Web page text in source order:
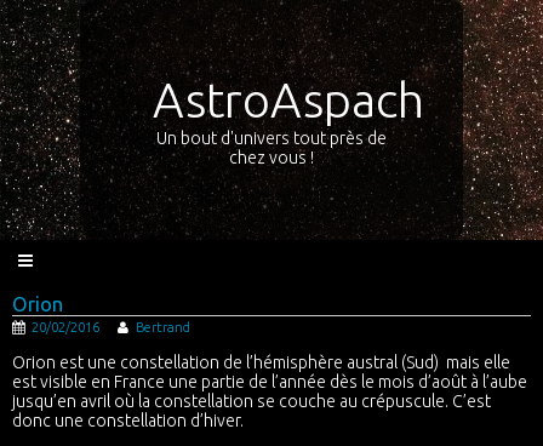
AstroAspach
Un bout d'univers tout près de
chez vous !
Orion
20/02/2016 Bertrand
Orion est une constellation de l’hémisphère austral (Sud) mais elle
est visible en France une partie de l’année dès le mois d’août à l’aube
jusqu’en avril où la constellation se couche au crépuscule. C’est
donc une constellation d’hiver.